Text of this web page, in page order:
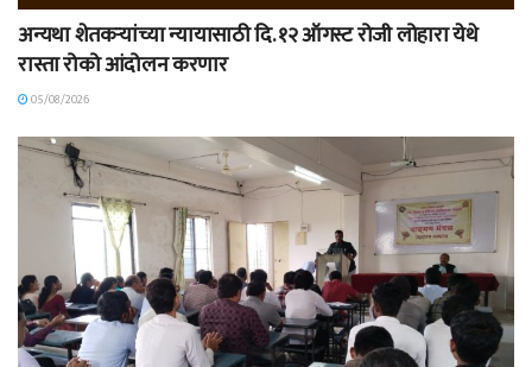
अन्यथा शेतकऱ्यांच्या न्यायासाठी दि. १२ ऑगस्ट रोजी लोहारा येथे
रास्ता रोको आंदोलन करणार
05/08/2026